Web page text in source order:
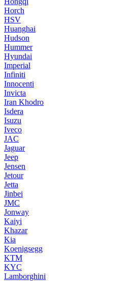
Horch
HSV
Huanghai
Hudson
Hummer
Hyundai
Imperial
Infiniti
Innocenti
Invicta
Iran Khodro
Isdera
Isuzu
Iveco
JAC
Jaguar
Jeep
Jensen
Jetour
Jetta
Jinbei
JMC
Jonway
Kaiyi
Khazar
Kia
Koenigsegg
KTM
KYC
Lamborghini